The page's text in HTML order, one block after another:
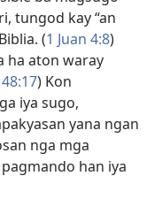
tungod kay “an
(1 Juan 4:8)
ha aton waray
) Kon
iya sugo,
yana ngan
nga mga
han iya